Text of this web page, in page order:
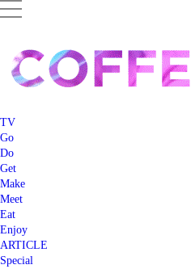
TV
Go
Do
Get
Make
Meet
Eat
Enjoy
ARTICLE
Special